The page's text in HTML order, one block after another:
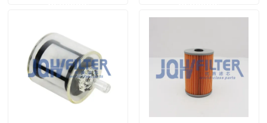
Excavatrice Air Filter
Filtre à carburant pour excavatrice